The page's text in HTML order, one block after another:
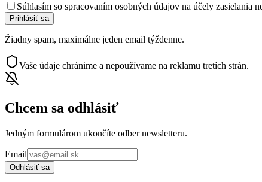
Súhlasím so spracovaním osobných údajov na účely zasielania
Prihlásiť sa
Žiadny spam, maximálne jeden email týždenne.
Vaše údaje chránime a nepoužívame na reklamu tretích strán.
Chcem sa odhlásiť
Jedným formulárom ukončíte odber newsletteru.
Email
Odhlásiť sa